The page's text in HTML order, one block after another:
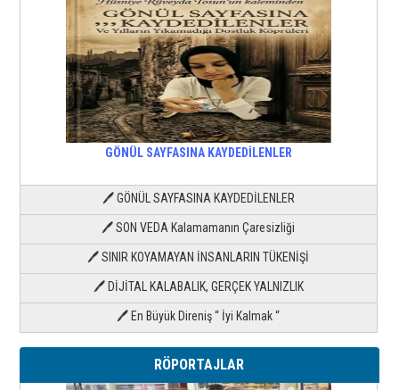
GÖNÜL SAYFASINA KAYDEDİLENLER
🖊 GÖNÜL SAYFASINA KAYDEDİLENLER
🖊 SON VEDA Kalamamanın Çaresizliği
🖊 SINIR KOYAMAYAN İNSANLARIN TÜKENİŞİ
🖊 DİJİTAL KALABALIK, GERÇEK YALNIZLIK
🖊 En Büyük Direniş “ İyi Kalmak “
RÖPORTAJLAR